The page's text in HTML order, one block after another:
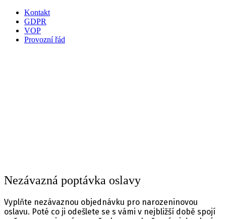
Kontakt
GDPR
VOP
Provozní řád
Nezávazná poptávka oslavy
Vyplňte nezávaznou objednávku pro narozeninovou
oslavu. Poté co ji odešlete se s vámi v nejbližší době spojí